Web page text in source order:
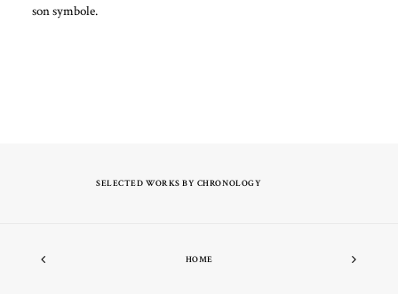
son symbole.
SELECTED WORKS BY CHRONOLOGY
HOME